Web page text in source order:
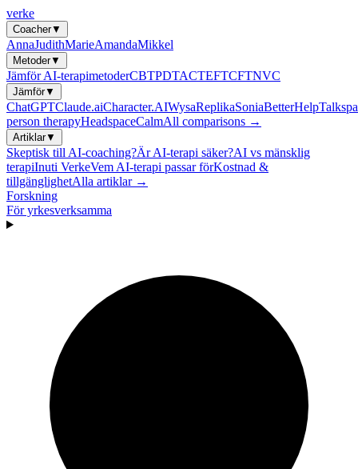
verke
Coacher▼
AnnaJudithMarieAmandaMikkel
Metoder▼
Jämför AI-terapimetoderCBTPDTACTEFTCFTNVC
Jämför▼
ChatGPTClaude.aiCharacter.AIWysaReplikaSoniaBetterHelp
person therapyHeadspaceCalmAll comparisons →
Artiklar▼
Skeptisk till AI-coaching?Är AI-terapi säker?AI vs mänsklig
terapiInuti VerkeVem AI-terapi passar förKostnad &
tillgänglighetAlla artiklar →
Forskning
För yrkesverksamma